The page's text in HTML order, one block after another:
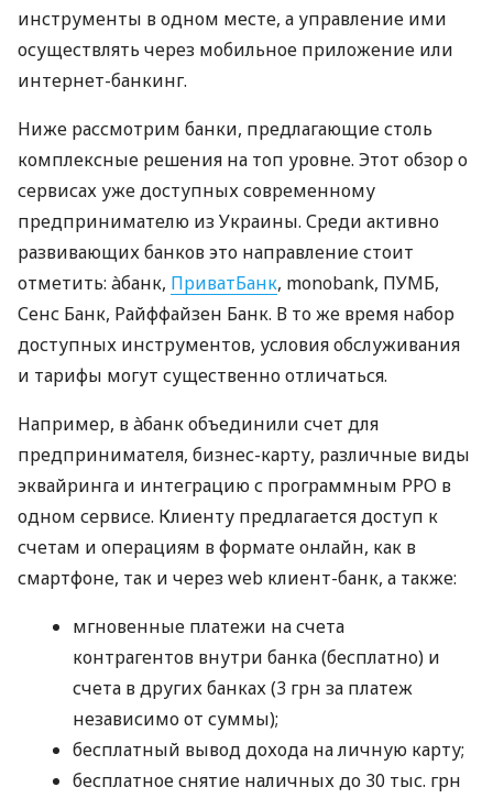
инструменты в одном месте, а управление ими
осуществлять через мобильное приложение или
интернет-банкинг.
Ниже рассмотрим банки, предлагающие столь
комплексные решения на топ уровне. Этот обзор о
сервисах уже доступных современному
предпринимателю из Украины. Среди активно
развивающих банков это направление стоит
отметить: àбанк, ПриватБанк, monobank, ПУМБ,
Сенс Банк, Райффайзен Банк. В то же время набор
доступных инструментов, условия обслуживания
и тарифы могут существенно отличаться.
Например, в àбанк объединили счет для
предпринимателя, бизнес-карту, различные виды
эквайринга и интеграцию с программным РРО в
одном сервисе. Клиенту предлагается доступ к
счетам и операциям в формате онлайн, как в
смартфоне, так и через web клиент-банк, а также:
мгновенные платежи на счета
контрагентов внутри банка (бесплатно) и
счета в других банках (3 грн за платеж
независимо от суммы);
бесплатный вывод дохода на личную карту;
бесплатное снятие наличных до 30 тыс. грн